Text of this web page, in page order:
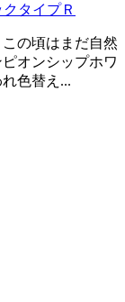
タイプＲ
の頃はまだ自然
オンシップホワ
色替え...